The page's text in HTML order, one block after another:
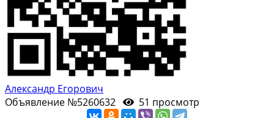
Александр Егорович
Объявление №5260632
51 просмотр